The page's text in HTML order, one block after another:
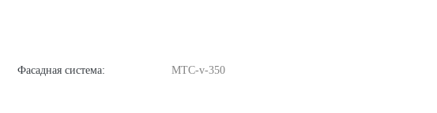
Фасадная система: MTC-v-350